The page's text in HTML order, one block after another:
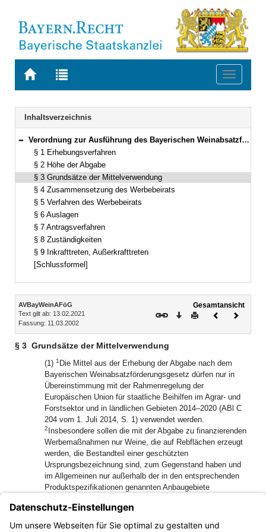
Zur
BAYERN.RECHT
Zur
letzten
Suche
Toggle
Navigation
Inhaltsverzeichnis
Bereich reduzieren
Verordnung zur Ausführung des Bayerischen Weinabsatzförderungsgesetzes (AVBayWeinAFöG) Vom 11. März 2002 (GVBl. S. 126) BayRS 2125-2-3-L (§§ 1–9)
§ 1 Erhebungsverfahren
§ 2 Höhe der Abgabe
§ 3 Grundsätze der Mittelverwendung
§ 4 Zusammensetzung des Werbebeirats
§ 5 Verfahren des Werbebeirats
§ 6 Auslagen
§ 7 Antragsverfahren
§ 8 Zuständigkeiten
§ 9 Inkrafttreten, Außerkrafttreten
[Schlussformel]
Inhalt
AVBayWeinAFöG
Text gilt ab: 13.02.2021
Fassung: 11.03.2002
Gesamtansicht
Download
DruckenVorheriges
§ 3 Grundsätze der Mittelverwendung
(1) 1 Die Mittel aus der Erhebung der Abgabe nach dem
Bayerischen Weinabsatzförderungsgesetz dürfen nur in
Übereinstimmung mit der Rahmenregelung der
Europäischen Union für staatliche Beihilfen im Agrar- und
Forstsektor und in ländlichen Gebieten 2014–2020 (ABl C
204 vom 1. Juli 2014, S. 1) verwendet werden.
2 Insbesondere sollen die mit der Abgabe zu finanzierenden
Werbemaßnahmen nur Weine, die auf Rebflächen erzeugt
werden, die Bestandteil einer geschützten
Ursprungsbezeichnung sind, zum Gegenstand haben und
im Allgemeinen nur außerhalb der in den entsprechenden
Produktspezifikationen genannten Anbaugebiete
(2) Im Übrigen sind die Grundsätze des Haushaltsrechts,
insbesondere der Grundsatz der sparsamen